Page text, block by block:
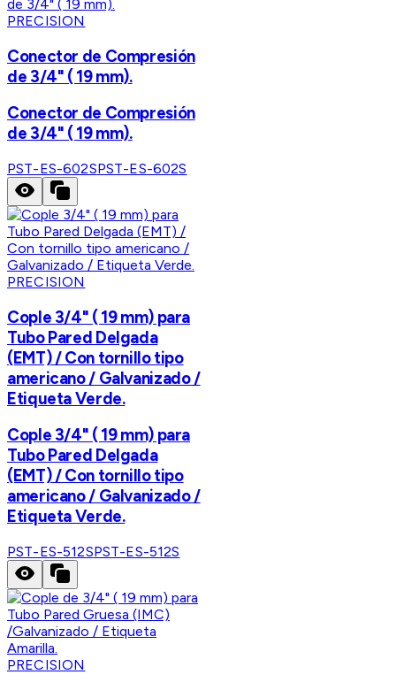
PRECISION
Conector de Compresión
de 3/4" ( 19 mm).
Conector de Compresión
de 3/4" ( 19 mm).
PST-ES-602SPST-ES-602S
PRECISION
Cople 3/4" ( 19 mm) para
Tubo Pared Delgada
(EMT) / Con tornillo tipo
americano / Galvanizado /
Etiqueta Verde.
Cople 3/4" ( 19 mm) para
Tubo Pared Delgada
(EMT) / Con tornillo tipo
americano / Galvanizado /
Etiqueta Verde.
PST-ES-512SPST-ES-512S
PRECISION